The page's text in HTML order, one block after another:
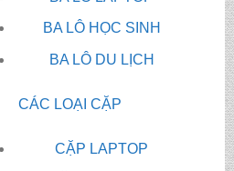
BA LÔ HỌC SINH
BA LÔ DU LỊCH
CÁC LOẠI CẶP
CẶP LAPTOP